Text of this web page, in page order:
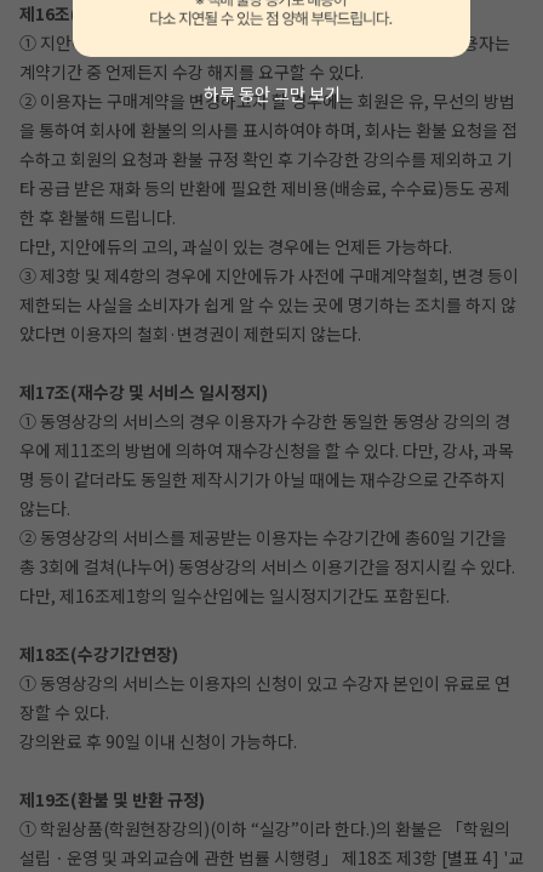
하루 동안 그만 보기
제16조(디지털콘텐츠 등의 구매계약철회, 변경 등)
① 지안에듀와 디지털 콘텐츠 등의 구매에 관한 계약을 체결한 이용자는
계약기간 중 언제든지 수강 해지를 요구할 수 있다.
② 이용자는 구매계약을 변경하고자 할 경우에는 회원은 유, 무선의 방법
을 통하여 회사에 환불의 의사를 표시하여야 하며, 회사는 환불 요청을 접
수하고 회원의 요청과 환불 규정 확인 후 기수강한 강의수를 제외하고 기
타 공급 받은 재화 등의 반환에 필요한 제비용(배송료, 수수료)등도 공제
한 후 환불해 드립니다.
다만, 지안에듀의 고의, 과실이 있는 경우에는 언제든 가능하다.
③ 제3항 및 제4항의 경우에 지안에듀가 사전에 구매계약철회, 변경 등이
제한되는 사실을 소비자가 쉽게 알 수 있는 곳에 명기하는 조치를 하지 않
았다면 이용자의 철회·변경권이 제한되지 않는다.
제17조(재수강 및 서비스 일시정지)
① 동영상강의 서비스의 경우 이용자가 수강한 동일한 동영상 강의의 경
우에 제11조의 방법에 의하여 재수강신청을 할 수 있다. 다만, 강사, 과목
명 등이 같더라도 동일한 제작시기가 아닐 때에는 재수강으로 간주하지
않는다.
② 동영상강의 서비스를 제공받는 이용자는 수강기간에 총60일 기간을
총 3회에 걸쳐(나누어) 동영상강의 서비스 이용기간을 정지시킬 수 있다.
다만, 제16조제1항의 일수산입에는 일시정지기간도 포함된다.
제18조(수강기간연장)
① 동영상강의 서비스는 이용자의 신청이 있고 수강자 본인이 유료로 연
장할 수 있다.
강의완료 후 90일 이내 신청이 가능하다.
제19조(환불 및 반환 규정)
① 학원상품(학원현장강의)(이하 “실강”이라 한다.)의 환불은 「학원의
설립ㆍ운영 및 과외교습에 관한 법률 시행령」 제18조 제3항 [별표 4] '교